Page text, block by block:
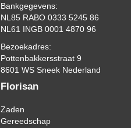
Bankgegevens:
NL85 RABO 0333 5245 86
NL61 INGB 0001 4870 96
Bezoekadres:
Pottenbakkersstraat 9
8601 WS Sneek Nederland
Florisan
Zaden
Gereedschap